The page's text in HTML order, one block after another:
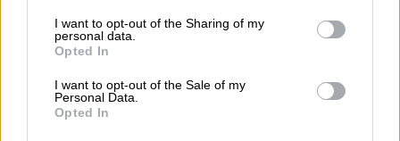
not limited to your visit or usage behaviour. You may click to
grant or deny consent to Google and its third-party tags to
use your data for below specified purposes in below Google
consent section.
I want to opt-out of the Sharing of my
personal data.
Opted In
I want to opt-out of the Sale of my
Personal Data.
Opted In
δασκάλους και λοιπό προσωπικό.
αίτηση ένταξης
κάθε χρόνο προκειμένου να γίνει
επανέλεγχος των προϋποθέσεων ένταξης σε
αυτό. Οι αιτήσεις υποβάλλονται